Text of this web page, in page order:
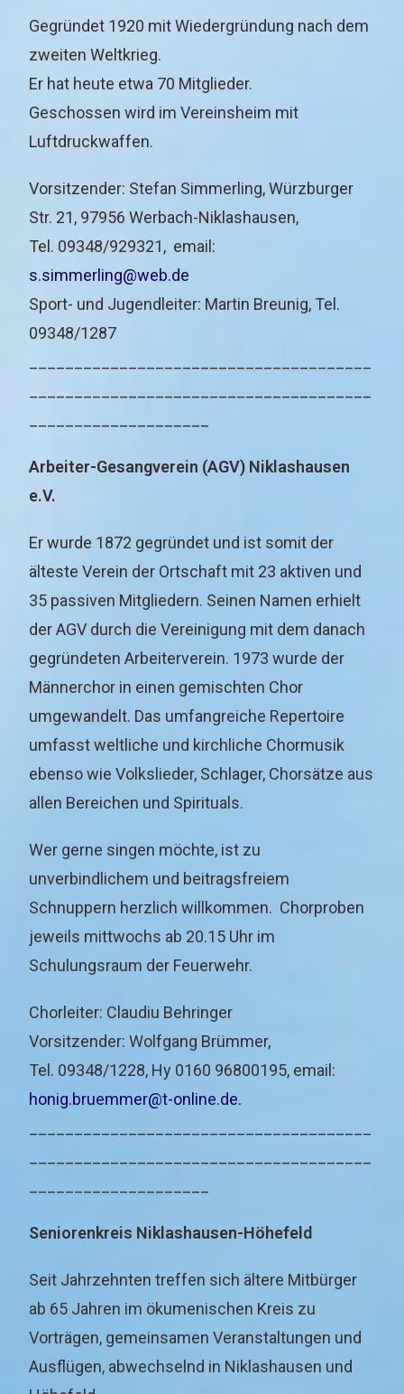
Gegründet 1920 mit Wiedergründung nach dem
zweiten Weltkrieg.
Er hat heute etwa 70 Mitglieder.
Geschossen wird im Vereinsheim mit
Luftdruckwaffen.
Vorsitzender: Stefan Simmerling, Würzburger
Str. 21, 97956 Werbach-Niklashausen,
Tel. 09348/929321, email:
s.simmerling@web.de
Sport- und Jugendleiter: Martin Breunig, Tel.
09348/1287
Arbeiter-Gesangverein (AGV) Niklashausen
e.V.
Er wurde 1872 gegründet und ist somit der
älteste Verein der Ortschaft mit 23 aktiven und
35 passiven Mitgliedern. Seinen Namen erhielt
der AGV durch die Vereinigung mit dem danach
gegründeten Arbeiterverein. 1973 wurde der
Männerchor in einen gemischten Chor
umgewandelt. Das umfangreiche Repertoire
umfasst weltliche und kirchliche Chormusik
ebenso wie Volkslieder, Schlager, Chorsätze aus
allen Bereichen und Spirituals.
Wer gerne singen möchte, ist zu
unverbindlichem und beitragsfreiem
Schnuppern herzlich willkommen. Chorproben
jeweils mittwochs ab 20.15 Uhr im
Schulungsraum der Feuerwehr.
Chorleiter: Claudiu Behringer
Vorsitzender: Wolfgang Brümmer,
Tel. 09348/1228, Hy 0160 96800195, email:
honig.bruemmer@t-online.de.
Seniorenkreis Niklashausen-Höhefeld
Seit Jahrzehnten treffen sich ältere Mitbürger
ab 65 Jahren im ökumenischen Kreis zu
Vorträgen, gemeinsamen Veranstaltungen und
Ausflügen, abwechselnd in Niklashausen und